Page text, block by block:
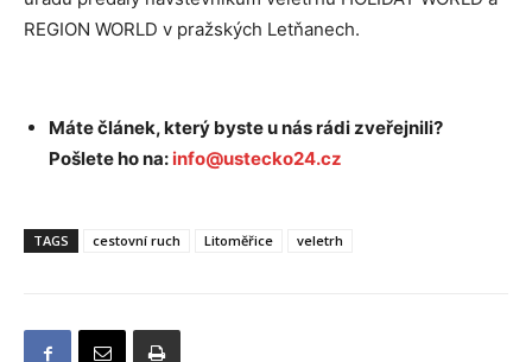
REGION WORLD v pražských Letňanech.
Máte článek, který byste u nás rádi zveřejnili?
Pošlete ho na: info@ustecko24.cz
TAGS cestovní ruch Litoměřice veletrh